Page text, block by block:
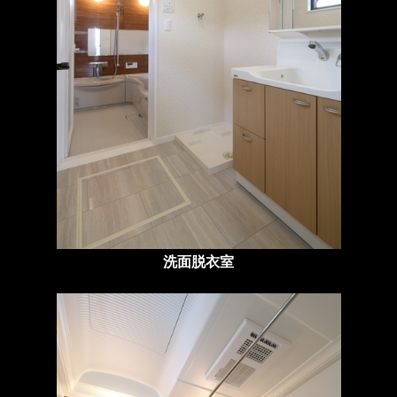
洗面脱衣室